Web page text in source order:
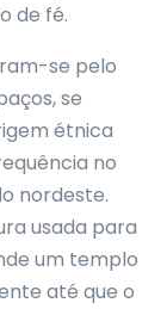
de fé.
se pelo
se
étnica
no
nordeste.
usada para
um templo
até que o